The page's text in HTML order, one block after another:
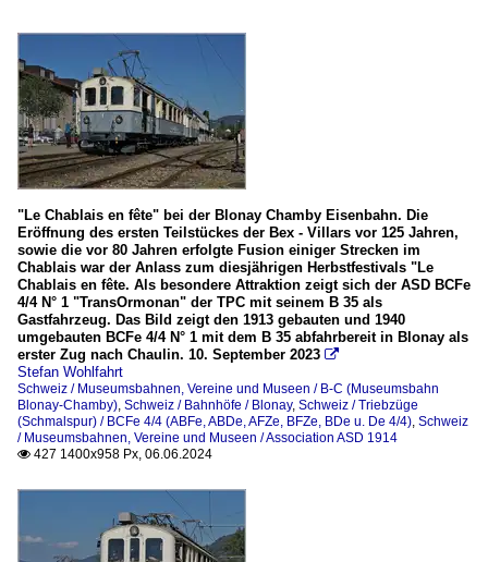
"Le Chablais en fête" bei der Blonay Chamby Eisenbahn. Die
Eröffnung des ersten Teilstückes der Bex - Villars vor 125 Jahren,
sowie die vor 80 Jahren erfolgte Fusion einiger Strecken im
Chablais war der Anlass zum diesjährigen Herbstfestivals "Le
Chablais en fête. Als besondere Attraktion zeigt sich der ASD BCFe
4/4 N° 1 "TransOrmonan" der TPC mit seinem B 35 als
Gastfahrzeug. Das Bild zeigt den 1913 gebauten und 1940
umgebauten BCFe 4/4 N° 1 mit dem B 35 abfahrbereit in Blonay als
erster Zug nach Chaulin. 10. September 2023 
Stefan Wohlfahrt
Schweiz / Museumsbahnen, Vereine und Museen / B-C (Museumsbahn
Blonay-Chamby), Schweiz / Bahnhöfe / Blonay, Schweiz / Triebzüge
(Schmalspur) / BCFe 4/4 (ABFe, ABDe, AFZe, BFZe, BDe u. De 4/4), Schweiz
/ Museumsbahnen, Vereine und Museen / Association ASD 1914
 427 1400x958 Px, 06.06.2024